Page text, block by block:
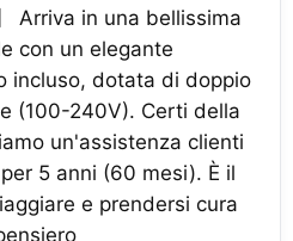
Arriva in una bellissima
con un elegante
incluso, dotata di doppio
(100-240V). Certi della
un'assistenza clienti
5 anni (60 mesi). È il
e prendersi cura